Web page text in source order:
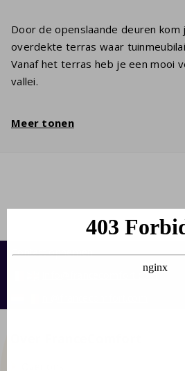
Door de openslaande deuren kom
overdekte terras waar
Vanaf het terras heb je een mooi
vallei.
Meer tonen
Contact opnemen:
info@francecomfort.com